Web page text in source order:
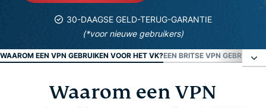
30-DAAGSE GELD-TERUG-GARANTIE
(*voor nieuwe gebruikers)
WAAROM EEN VPN GEBRUIKEN VOOR HET VK?EEN BRITSE VPN
Waarom een VPN gebruiken voor het VK?
Waarom een VPN